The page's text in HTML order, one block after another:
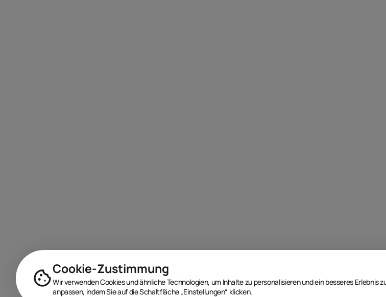
Cookie-Zustimmung
Wir verwenden Cookies und ähnliche Technologien, um Inhalte zu personalisieren und ein besseres Erlebnis
anpassen, indem Sie auf die Schaltfläche „Einstellungen“ klicken.